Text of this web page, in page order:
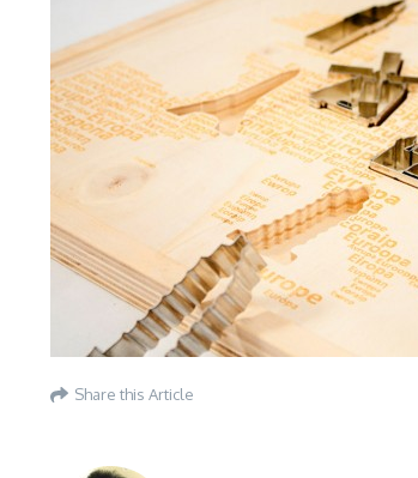
Share this Article